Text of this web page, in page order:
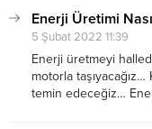
olarak
Yanya’nın Narda...
Enerji Üretimi
5 Şubat 2022 11:39
Enerji üretmeyi
motorla
temin edeceğiz…